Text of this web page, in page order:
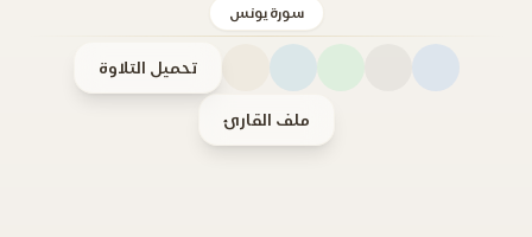
سورة يونس
تحميل التلاوة
ملف القارئ